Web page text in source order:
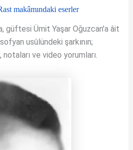
makâmındaki eserler
güftesi Ümit Yaşar Oğuzcan'a âit
usûlündeki şarkının;
notaları ve video yorumları.